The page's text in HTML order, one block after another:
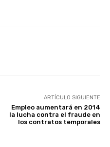
ARTÍCULO SIGUIENTE
Empleo aumentará en 2014
la lucha contra el fraude en
los contratos temporales